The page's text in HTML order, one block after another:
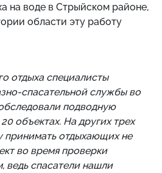
на воде в Стрыйском районе,
области эту работу
отдыха специалисты
спасательной службы во
подводную
объектах. На других трех
принимать отдыхающих не
во время проверки
ведь спасатели нашли